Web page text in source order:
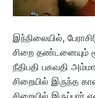
இந்நிலையில்,
சிறை தண்டனையும்
நீதிபதி பகவதி
சிறையில் இருந்த
சிறையில் இருப்பார்